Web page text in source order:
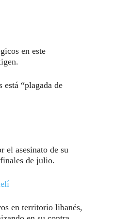
en este
“plagada de
el asesinato de su
de julio.
en territorio libanés,